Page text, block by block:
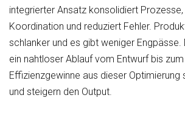
integrierter Ansatz konsolidiert
Koordination und reduziert Fehler.
schlanker und es gibt weniger Engpässe.
ein nahtloser Ablauf vom Entwurf bis
Effizienzgewinne aus dieser Optimierung
und steigern den Output.